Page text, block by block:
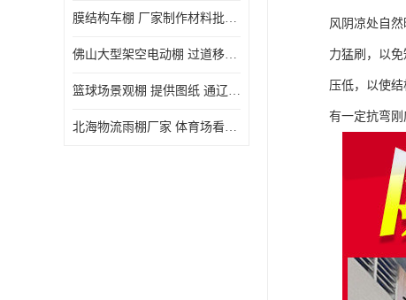
膜结构车棚 厂家制作材料批发安装一体式工厂
佛山大型架空电动棚 过道移动雨蓬 屋轨道悬空棚免费测量
篮球场景观棚 提供图纸 通辽膜结构厂家
北海物流雨棚厂家 体育场看台雨棚 价格优惠
风阴凉处自
力猛刷，以
压低，以使
有一定抗弯刚